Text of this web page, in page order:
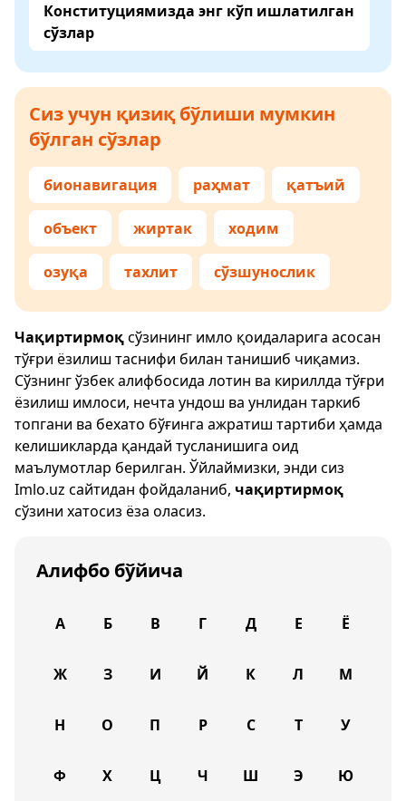
Конституциямизда энг кўп ишлатилган
сўзлар
Сиз учун қизиқ бўлиши мумкин
бўлган сўзлар
бионавигация раҳмат қатъий
объект жиртак ходим
озуқа тахлит сўзшунослик
Чақиртирмоқсўзининг имло қоидаларига асосан
тўғри ёзилиш таснифи билан танишиб чиқамиз.
Сўзнинг ўзбек алифбосида лотин ва кириллда тўғри
ёзилиш имлоси, нечта ундош ва унлидан таркиб
топгани ва бехато бўғинга ажратиш тартиби ҳамда
келишикларда қандай тусланишига оид
маълумотлар берилган. Ўйлаймизки, энди сиз
Imlo.uz сайтидан фойдаланиб, чақиртирмоқ
сўзини хатосиз ёза оласиз.
Алифбо бўйича
А Б В Г Д Е Ё
Ж З И Й К Л М
Н О П Р С Т У
Ф Х Ц Ч Ш Э Ю